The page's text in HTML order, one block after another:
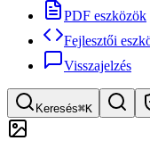
PDF eszközök
Fejlesztői
Visszajelzés
Keresés⌘K